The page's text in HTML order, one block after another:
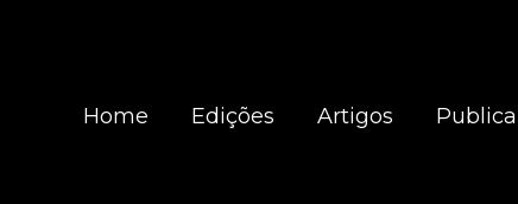
Home Edições Artigos